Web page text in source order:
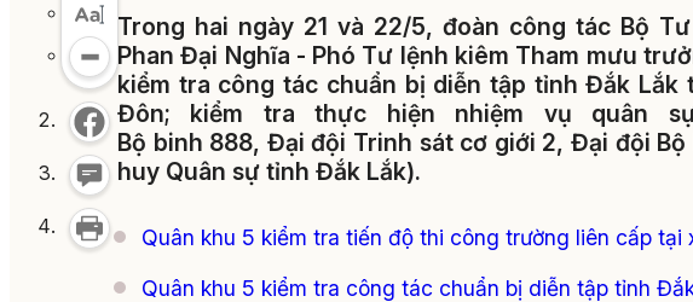
Trong hai ngày 21 và 22/5, đoàn công tác Bộ
Phan Đại Nghĩa - Phó Tư lệnh kiêm Tham mưu
kiểm tra công tác chuẩn bị diễn tập tỉnh Đắk Lắk
Đôn; kiểm tra thực hiện nhiệm vụ quân
Bộ binh 888, Đại đội Trinh sát cơ giới 2, Đại đội
huy Quân sự tỉnh Đắk Lắk).
Quân khu 5 kiểm tra tiến độ thi công trường liên cấp tại
Quân khu 5 kiểm tra công tác chuẩn bị diễn tập tỉnh